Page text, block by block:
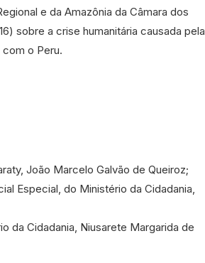
e da Amazônia da Câmara dos
sobre a crise humanitária causada pela
o Peru.
João Marcelo Galvão de Queiroz;
Especial, do Ministério da Cidadania,
da Cidadania, Niusarete Margarida de